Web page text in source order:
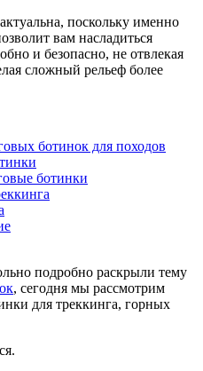
поскольку именно
вам насладиться
и безопасно, не отвлекая
сложный рельеф более
ботинок для походов
ботинки
подробно раскрыли тему
, сегодня мы рассмотрим
для треккинга, горных